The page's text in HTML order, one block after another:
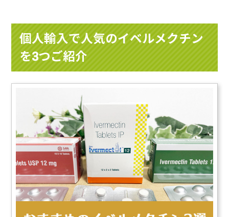
個人輸入で人気のイベルメクチン
を3つご紹介